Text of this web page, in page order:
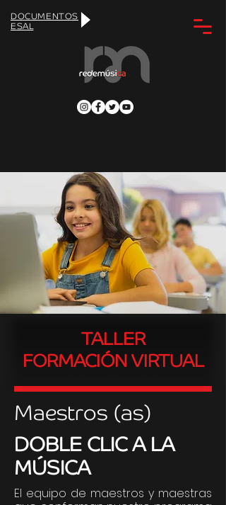
DOCUMENTOS
ESAL
TALLER
FORMACIÓN VIRTUAL
Maestros (as)
DOBLE CLIC A LA
MÚSICA
El equipo de maestros y maestras